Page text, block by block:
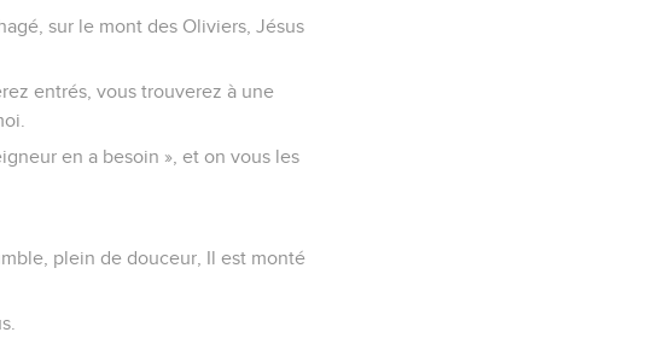
sur le mont des Oliviers, Jésus
entrés, vous trouverez à une
en a besoin », et on vous les
plein de douceur, Il est monté